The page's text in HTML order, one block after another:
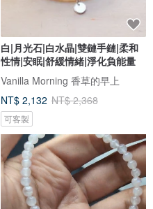
白|月光石|白水晶|雙鏈手鏈|柔和
性情|安眠|舒緩情緒|淨化負能量
Vanilla Morning 香草的早上
NT$ 2,132 NT$ 2,368
可客製